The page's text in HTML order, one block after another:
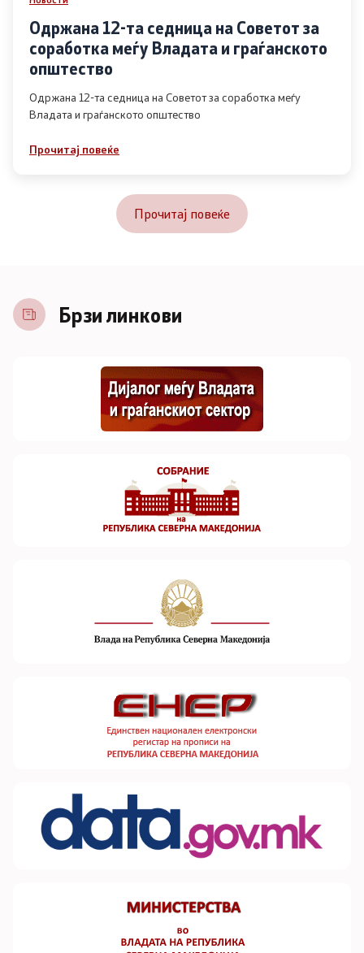
Одржана 12-та седница на Советот за
соработка меѓу Владата и граѓанското
општество
Одржана 12-та седница на Советот за соработка меѓу
Владата и граѓанското општество
Прочитај повеќе
Прочитај повеќе
Брзи линкови